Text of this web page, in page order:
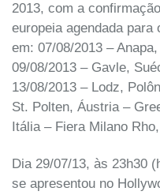
2013, com a
europeia agendada
em: 07/08/2013 –
09/08/2013 – Gavle,
13/08/2013 – Lodz,
St. Polten, Áustria –
Itália – Fiera Milano
Dia 29/07/13, às 23h30
se apresentou no